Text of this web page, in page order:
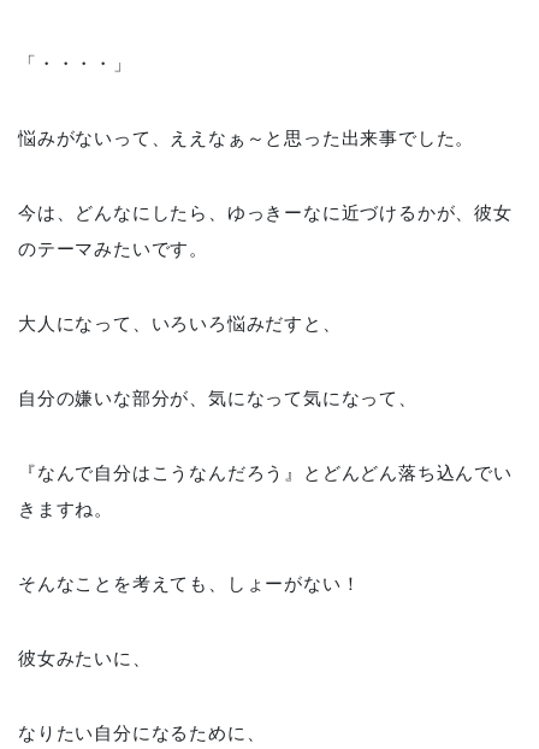
「・・・・」
悩みがないって、ええなぁ～と思った出来事でした。
今は、どんなにしたら、ゆっきーなに近づけるかが、彼女
のテーマみたいです。
大人になって、いろいろ悩みだすと、
自分の嫌いな部分が、気になって気になって、
『なんで自分はこうなんだろう』とどんどん落ち込んでい
きますね。
そんなことを考えても、しょーがない！
彼女みたいに、
なりたい自分になるために、